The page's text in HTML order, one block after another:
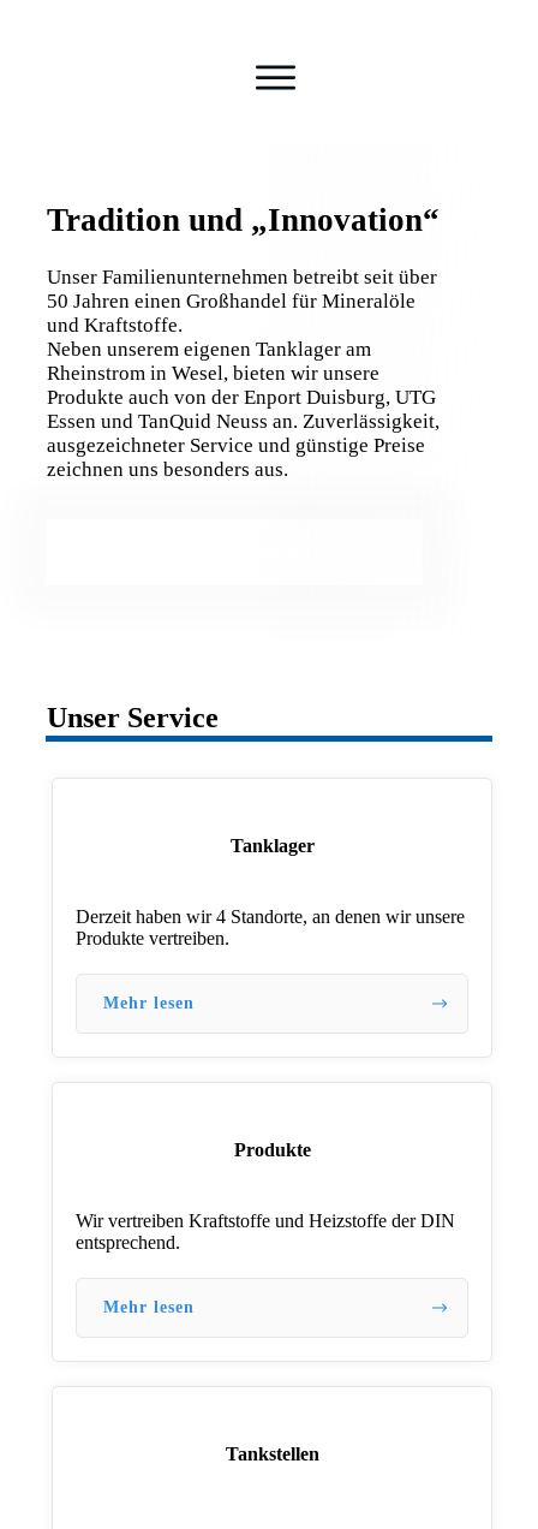
Tradition und „Innovation“
Unser Familienunternehmen betreibt seit über
50 Jahren einen Großhandel für Mineralöle
und Kraftstoffe.
Neben unserem eigenen Tanklager am
Rheinstrom in Wesel, bieten wir unsere
Produkte auch von der Enport Duisburg, UTG
Essen und TanQuid Neuss an. Zuverlässigkeit,
ausgezeichneter Service und günstige Preise
zeichnen uns besonders aus.
Unser Service
Tanklager
Derzeit haben wir 4 Standorte, an denen wir unsere
Produkte vertreiben.
Mehr lesen
Produkte
Wir vertreiben Kraftstoffe und Heizstoffe der DIN
entsprechend.
Mehr lesen
Tankstellen